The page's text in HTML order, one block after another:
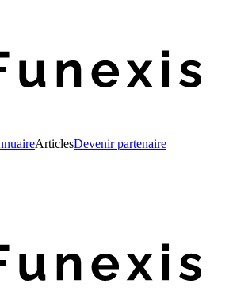
ArticlesDevenir partenaire